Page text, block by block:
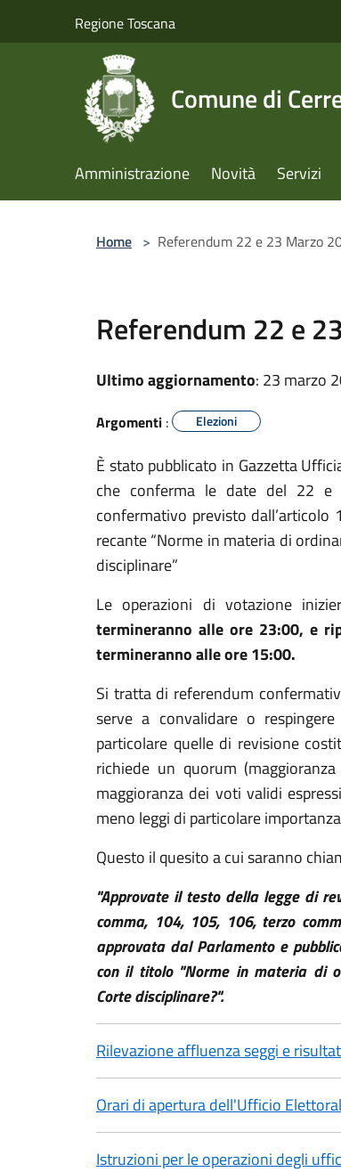
Regione Toscana
Comune di
Amministrazione Novità Servizi
Home > Referendum 22 e 23 Marzo
Referendum 22 e
Ultimo aggiornamento: 23 marzo
Argomenti : Elezioni
È stato pubblicato in Gazzetta
che conferma le date del 22 e
confermativo previsto dall’articolo
recante “Norme in materia di
disciplinare”
Le operazioni di votazione
termineranno alle ore 23:00, e
termineranno alle ore 15:00.
Si tratta di referendum
serve a convalidare o
particolare quelle di revisione
richiede un quorum
maggioranza dei voti validi
meno leggi di particolare
Questo il quesito a cui saranno
"Approvate il testo della legge di
comma, 104, 105, 106, terzo
approvata dal Parlamento e
con il titolo "Norme in materia di
Corte disciplinare?".
Rilevazione affluenza seggi e
Orari di apertura dell'Ufficio
Istruzioni per le operazioni degli